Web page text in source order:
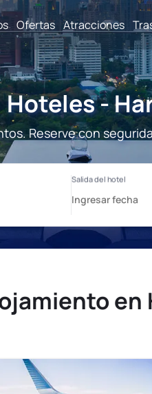
Ofertas Atracciones
Hoteles -
Reserve con
en